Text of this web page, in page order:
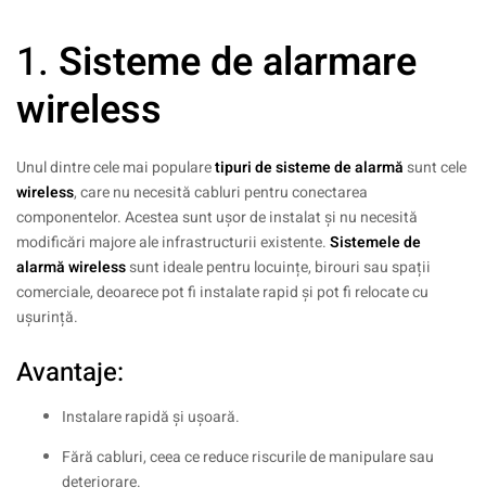
1. Sisteme de alarmare
wireless
Unul dintre cele mai popularetipuri de sisteme de alarmăsunt cele
wireless, care nu necesită cabluri pentru conectarea
componentelor. Acestea sunt ușor de instalat și nu necesită
modificări majore ale infrastructurii existente.Sistemele de
alarmă wirelesssunt ideale pentru locuințe, birouri sau spații
comerciale, deoarece pot fi instalate rapid și pot fi relocate cu
ușurință.
Avantaje:
Instalare rapidă și ușoară.
Fără cabluri, ceea ce reduce riscurile de manipulare sau
deteriorare.